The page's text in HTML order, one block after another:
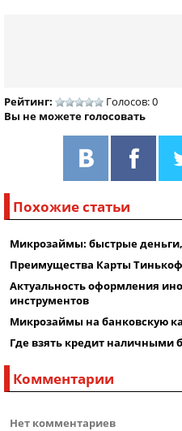
Рейтинг:
Голосов: 0
Вы не можете голосовать
Похожие статьи
Микрозаймы: быстрые
Преимущества Карты
Актуальность оформления
инструментов
Микрозаймы на банковскую
Где взять кредит наличными
Комментарии
Нет комментариев